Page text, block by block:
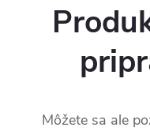
Môžete sa ale